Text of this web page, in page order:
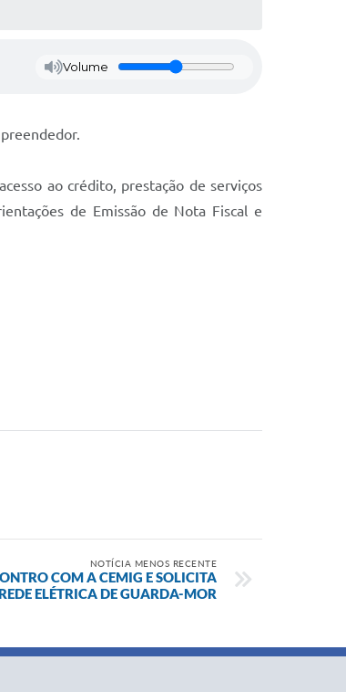
Volume
ao crédito, prestação de serviços
de Emissão de Nota Fiscal e
NOTÍCIA MENOS RECENTE
COM A CEMIG E SOLICITA
ELÉTRICA DE GUARDA-MOR